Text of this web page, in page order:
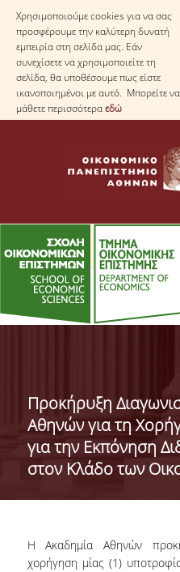
Χρησιμοποιούμε cookies για να σας
προσφέρουμε την καλύτερη δυνατή
εμπειρία στη σελίδα μας. Εάν
συνεχίσετε να χρησιμοποιείτε τη
σελίδα, θα υποθέσουμε πως είστε
ικανοποιημένοι με αυτό. Μπορείτε να
μάθετε περισσότεραεδώ
ΤΟ TΜΗΜΑ
ΔΙΟΙΚΗΣΗ
ΓΙΑ
ΕΠΙΤΙΜΟΙ
Προκήρυξη
Αθηνών για τη
για την Εκπόνηση
στον Κλάδο των
ΗΑκαδημία Αθηνών
χορήγηση μίας (1)